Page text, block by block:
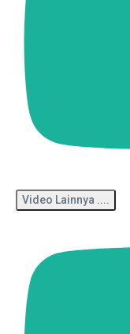
Video Lainnya ....